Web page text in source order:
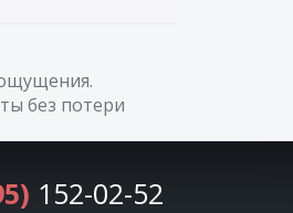
без потери
152-02-52